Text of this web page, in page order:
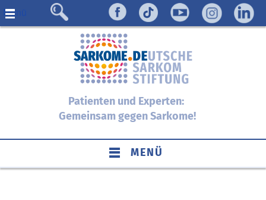
Menü
Patienten und Experten:
Gemeinsam gegen Sarkome!
MENÜ